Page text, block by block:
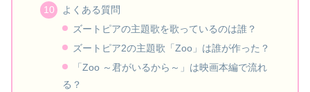
よくある質問
ズートピアの主題歌を歌っているのは誰？
ズートピア2の主題歌「Zoo」は誰が作った？
「Zoo ～君がいるから～」は映画本編で流れ
る？